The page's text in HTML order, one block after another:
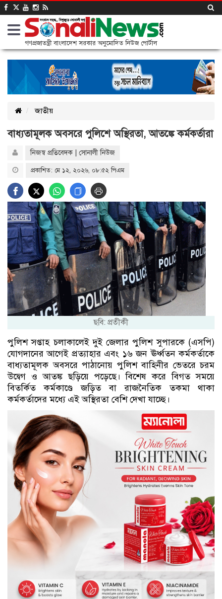
গণপ্রজাতন্ত্রী বাংলাদেশ সরকার অনুমোদিত নিউজ পোর্টাল
জাতীয়
বাধ্যতামূলক অবসরে পুলিশে অস্থিরতা, আতঙ্কে কর্মকর্তারা
নিজস্ব প্রতিবেদক | সোনালী নিউজ
প্রকাশিত: মে ১২, ২০২৬, ০৮:৫২ পিএম
ছবি: প্রতীকী
পুলিশ সপ্তাহ চলাকালেই দুই জেলার পুলিশ সুপারকে (এসপি)
যোগদানের আগেই প্রত্যাহার এবং ১৬ জন ঊর্ধ্বতন কর্মকর্তাকে
বাধ্যতামূলক অবসরে পাঠানোয় পুলিশ বাহিনীর ভেতরে চরম
উদ্বেগ ও আতঙ্ক ছড়িয়ে পড়েছে। বিশেষ করে বিগত সময়ে
বিতর্কিত কর্মকাণ্ডে জড়িত বা রাজনৈতিক তকমা থাকা
কর্মকর্তাদের মধ্যে এই অস্থিরতা বেশি দেখা যাচ্ছে।